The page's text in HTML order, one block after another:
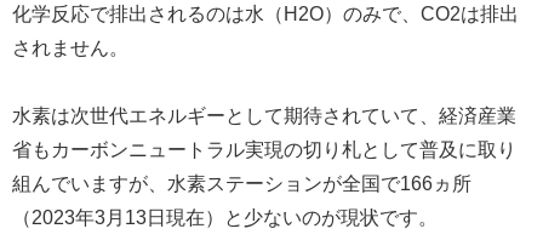
化学反応で排出されるのは水（H2O）のみで、CO2は排出
されません。
水素は次世代エネルギーとして期待されていて、経済産業
省もカーボンニュートラル実現の切り札として普及に取り
組んでいますが、水素ステーションが全国で166ヵ所
（2023年3月13日現在）と少ないのが現状です。